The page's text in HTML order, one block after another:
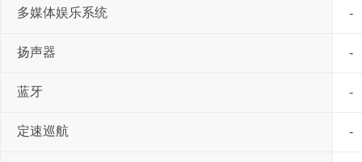
多媒体娱乐系统 -
扬声器 -
蓝牙 -
定速巡航 -